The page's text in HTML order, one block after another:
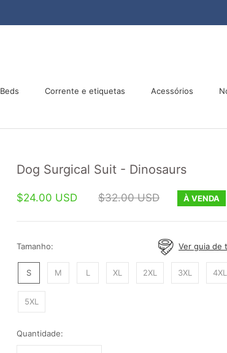
Beds Corrente e etiquetas Acessórios
Dog Surgical Suit - Dinosaurs
$24.00 USD $32.00 USD À VENDA
Tamanho: Ver guia de
S M L XL 2XL 3XL 4XL
5XL
Quantidade: